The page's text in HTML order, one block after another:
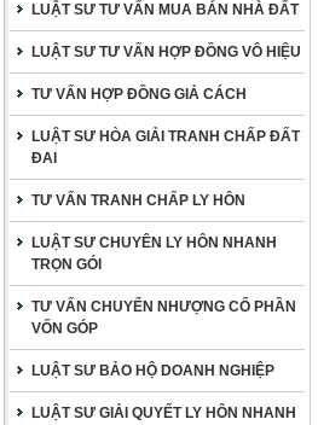
LUẬT SƯ TƯ VẤN MUA BÁN NHÀ ĐẤT
LUẬT SƯ TƯ VẤN HỢP ĐỒNG VÔ HIỆU
TƯ VẤN HỢP ĐỒNG GIẢ CÁCH
LUẬT SƯ HÒA GIẢI TRANH CHẤP ĐẤT
ĐAI
TƯ VẤN TRANH CHẤP LY HÔN
LUẬT SƯ CHUYÊN LY HÔN NHANH
TRỌN GÓI
TƯ VẤN CHUYỂN NHƯỢNG CỔ PHẦN
VỐN GÓP
LUẬT SƯ BẢO HỘ DOANH NGHIỆP
LUẬT SƯ GIẢI QUYẾT LY HÔN NHANH